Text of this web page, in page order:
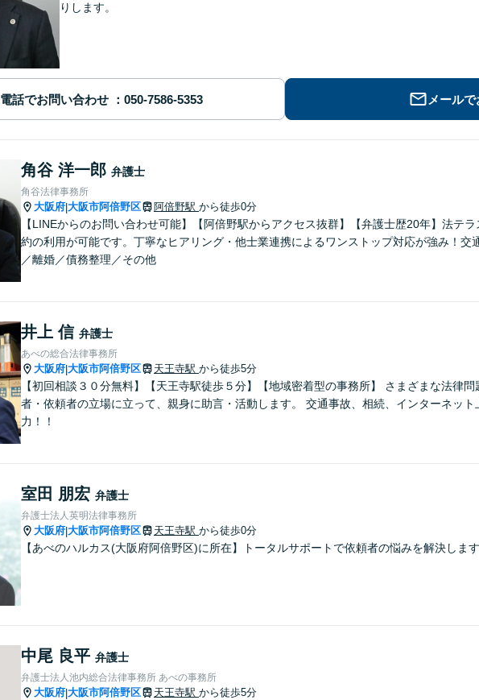
りします。
電話でお問い合わせ メール
角谷 洋一郎 弁護士
角谷法律事務所
大阪府|大阪市阿倍野区 阿倍野駅 から徒歩0分
【LINEからのお問い合わせ可能】【阿倍野駅からアクセス抜群】【弁護士歴20年】法テ
約の利用が可能です。丁寧なヒアリング・他士業連携によるワンストップ対応が強み！交
／離婚／債務整理／その他
井上 信 弁護士
あべの総合法律事務所
大阪府|大阪市阿倍野区 天王寺駅 から徒歩5分
【初回相談３０分無料】【天王寺駅徒歩５分】【地域密着型の事務所】 さまざまな法律問
者・依頼者の立場に立って、親身に助言・活動します。 交通事故、相続、インターネット
力！！
室田 朋宏 弁護士
弁護士法人英明法律事務所
大阪府|大阪市阿倍野区 天王寺駅 から徒歩0分
【あべのハルカス(大阪府阿倍野区)に所在】トータルサポートで依頼者の悩みを解決します
中尾 良平 弁護士
弁護士法人池内総合法律事務所 あべの事務所
大阪府|大阪市阿倍野区 天王寺駅 から徒歩5分